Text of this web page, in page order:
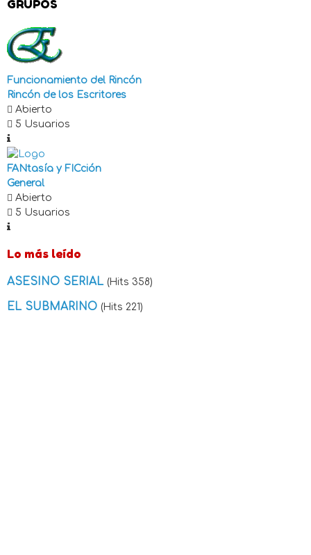
GRUPOS
Funcionamiento del Rincón
Rincón de los Escritores
Abierto
5 Usuarios
FANtasía y FICción
General
Abierto
5 Usuarios
Lo más leído
ASESINO SERIAL (Hits 358)
EL SUBMARINO (Hits 221)